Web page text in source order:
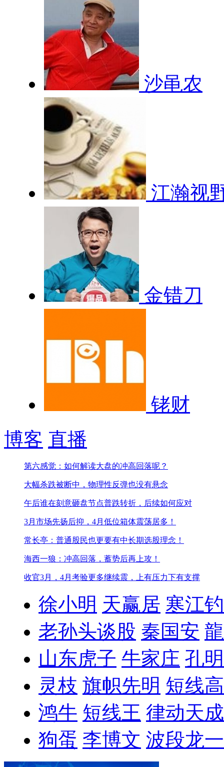
沙黾农
江瀚视
金错刀
铑财
博客 直播
第六感觉：如何解读大盘的冲高回落呢？
大幅杀跌被断中，物理性反弹也没有悬念
午后谁在刻意砸盘节点普跌转折，后续如何应对
3月市场先扬后抑，4月低位箱体震荡居多！
常长亭：普通股民也更要有中长期选股理念！
海西一狼：冲高回落，蓄势后再上攻！
收官3月，4月考验更多继续震，上有压力下有支撑
徐小明 天赢居 寒江
老孙头谈股 秦国安
山东虎子 牛家庄 孔
灵枝 旗帜先明 短线
鸿牛 短线王 律动天成
狗蛋 李博文 波段龙一